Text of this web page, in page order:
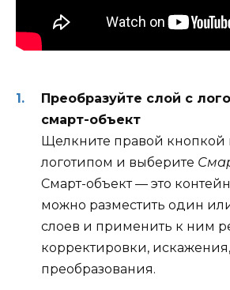
Преобразуйте слой с
смарт-объект
Щелкните правой
логотипом и выберите
Смарт-объект — это
можно разместить один
слоев и применить к ним
корректировки,
преобразования.